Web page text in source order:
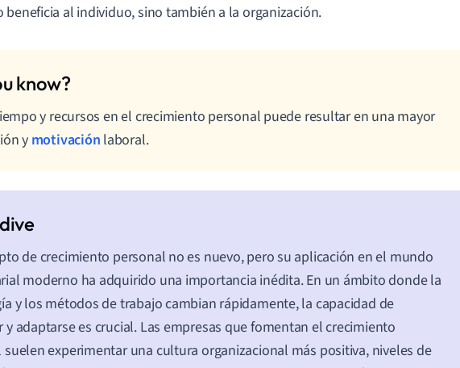
beneficia al individuo, sino también a la organización.
y recursos en el crecimiento personal puede resultar en una mayor
y motivación laboral.
de crecimiento personal no es nuevo, pero su aplicación en el mundo
moderno ha adquirido una importancia inédita. En un ámbito donde la
y los métodos de trabajo cambian rápidamente, la capacidad de
y adaptarse es crucial. Las empresas que fomentan el crecimiento
suelen experimentar una cultura organizacional más positiva, niveles de